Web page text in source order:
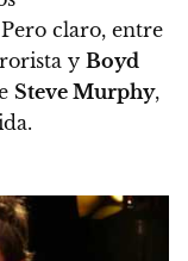
claro, entre
y Boyd
Steve Murphy,